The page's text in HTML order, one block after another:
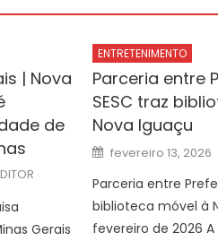
| Nova
de
Gerais
ENTRETENIMENTO
Parceria entre
SESC traz
Nova Iguaçu
Posted
on
fevereiro 13, 2026
Parceria entre
biblioteca móvel à
fevereiro de 2026